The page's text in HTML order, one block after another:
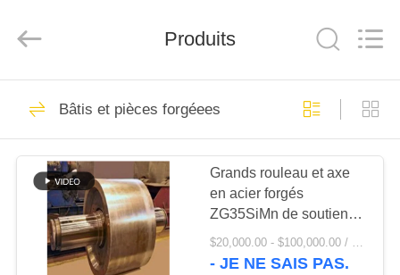
MAISON
PRODUITS
SHOW
CO.,LTD.
Pignons de moulin
Produits
Bâtis et pièces forgéees
Grands rouleau et axe
en acier forgés
ZG35SiMn de soutien
de four rotatoire de
ciment DIN
$20,000.00 - $100,000.00 / Set MOQ:1 ensemble/ensembles
- JE NE SAIS PAS.